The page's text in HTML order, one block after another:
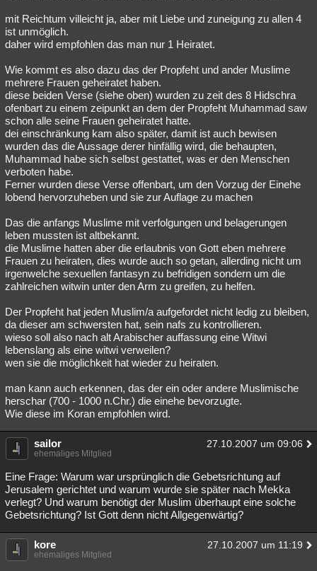
mit Reichtum villeicht ja, aber mit Liebe und zuneigung zu allen 4
ist unmöglich.
daher wird empfohlen das man nur 1 Heiratet.
Wie kommt es also dazu das der Propfeht und ander Muslime
mehrere Frauen geheiratet haben.
diese beiden Verse (siehe oben) wurden zu zeit des 8 Hidschra
ofenbart zu einem zeipunkt an dem der Propfeht Muhammad saw
schon alle seine Frauen geheiratet hatte.
dei einschränkung kam also später, damit ist auch bewisen
wurden das die Aussage derer hinfällig wird, die behaupten,
Muhammad habe sich selbst gestattet, was er den Menschen
verboten habe.
Ferner wurden diese Verse offenbart, um den Vorzug der Einehe
lobend hervorzuheben und sie zur Auflage zu machen
Das die anfangs Muslime mit verfolgungen und belagerungen
leben mussten ist altbekannt.
die Muslime hatten aber die erlaubnis von Gott eben mehrere
Frauen zu heiraten, dies wurde auch so getan, allerding nicht um
irgenwelche sexuellen fantasyn zu befridigen sondern um die
zahlreichen witwin unter den Arm zu greifen, zu helfen.
Der Propfeht hat jeden Muslim/a aufgefordet nicht ledig zu bleiben,
da dieser am schwersten hat, sein nafs zu kontrollieren.
wieso soll also nach alt Arabischer auffassung eine Witwi
lebenslang als eine witwi verweilen?
wen sie die möglichkeit hat wieder zu heiraten.
man kann auch erkennen, das der ein oder andere Muslimische
herschar (700 - 1000 n.Chr.) die einehe bevorzugte.
Wie diese im Koran empfohlen wird.
sailor 27.10.2007 um 09:06
ehemaliges Mitglied
Eine Frage: Warum war ursprünglich die Gebetsrichtung auf
Jerusalem gerichtet und warum wurde sie später nach Mekka
verlegt? Und warum benötigt der Muslim überhaupt eine solche
Gebetsrichtung? Ist Gott denn nicht Allgegenwärtig?
kore 27.10.2007 um 11:19
ehemaliges Mitglied